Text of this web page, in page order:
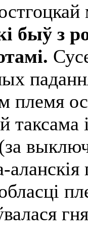
быў з